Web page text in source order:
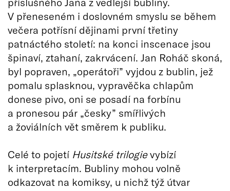
V přeneseném i doslovném smyslu se během
večera potřísní dějinami první třetiny
patnáctého století: na konci inscenace jsou
špinaví, ztahaní, zakrvácení. Jan Roháč skoná,
byl popraven, „operátoři” vyjdou z bublin, jež
pomalu splasknou, vypravěčka chlapům
donese pivo, oni se posadí na forbínu
a pronesou pár „česky” smířlivých
a žoviálních vět směrem k publiku.
Celé to pojetí Husitské trilogievybízí
k interpretacím. Bubliny mohou volně
odkazovat na komiksy, u nichž týž útvar